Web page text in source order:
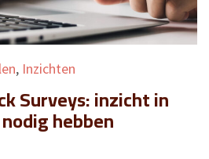
, Inzichten
Surveys: inzicht in
hebben